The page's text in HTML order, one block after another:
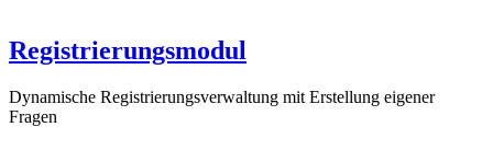
Registrierungsmodul
Dynamische Registrierungsverwaltung mit Erstellung eigener
Fragen